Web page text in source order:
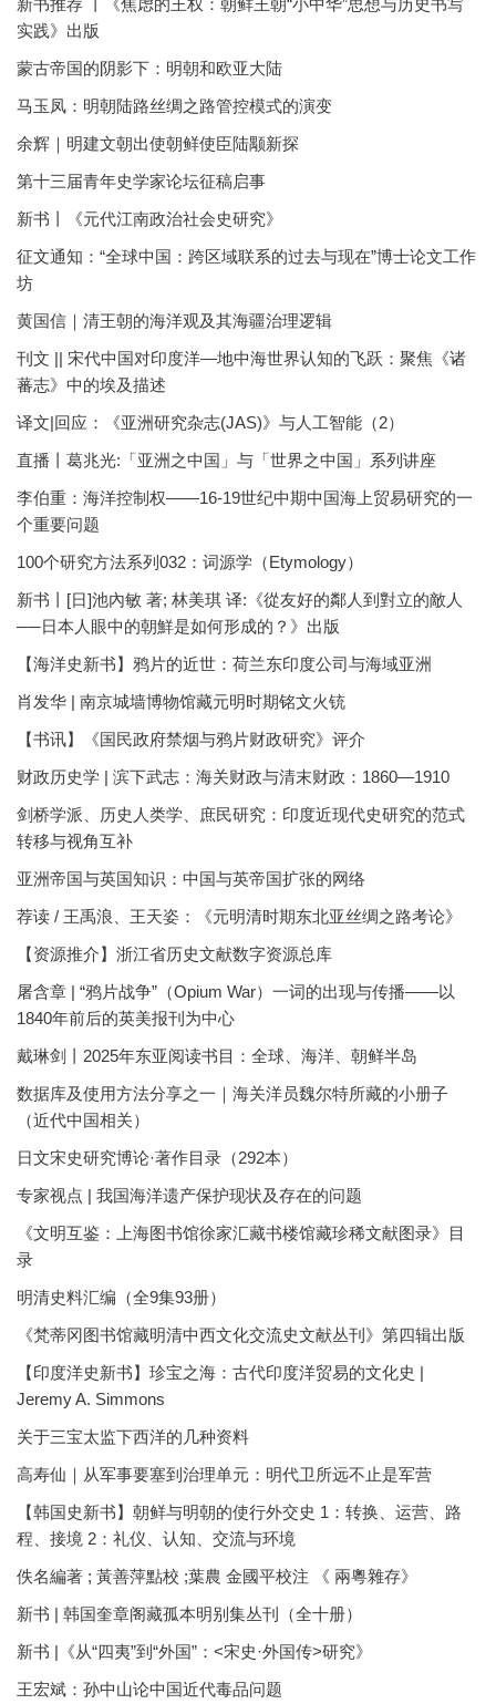
新书推荐 丨《焦虑的王权：朝鲜王朝“小中华”思想与历史书写
实践》出版
蒙古帝国的阴影下：明朝和欧亚大陆
马玉凤：明朝陆路丝绸之路管控模式的演变
余辉｜明建文朝出使朝鲜使臣陆颙新探
第十三届青年史学家论坛征稿启事
新书丨《元代江南政治社会史研究》
征文通知：“全球中国：跨区域联系的过去与现在”博士论文工作
坊
黄国信｜清王朝的海洋观及其海疆治理逻辑
刊文 || 宋代中国对印度洋—地中海世界认知的飞跃：聚焦《诸
蕃志》中的埃及描述
译文|回应：《亚洲研究杂志(JAS)》与人工智能（2）
直播丨葛兆光:「亚洲之中国」与「世界之中国」系列讲座
李伯重：海洋控制权——16-19世纪中期中国海上贸易研究的一
个重要问题
100个研究方法系列032：词源学（Etymology）
新书丨[日]池內敏 著; 林美琪 译:《從友好的鄰人到對立的敵人
──日本人眼中的朝鮮是如何形成的？》出版
【海洋史新书】鸦片的近世：荷兰东印度公司与海域亚洲
肖发华 | 南京城墙博物馆藏元明时期铭文火铳
【书讯】《国民政府禁烟与鸦片财政研究》评介
财政历史学 | 滨下武志：海关财政与清末财政：1860—1910
剑桥学派、历史人类学、庶民研究：印度近现代史研究的范式
转移与视角互补
亚洲帝国与英国知识：中国与英帝国扩张的网络
荐读 / 王禹浪、王天姿：《元明清时期东北亚丝绸之路考论》
【资源推介】浙江省历史文献数字资源总库
屠含章 | “鸦片战争”（Opium War）一词的出现与传播——以
1840年前后的英美报刊为中心
戴琳剑丨2025年东亚阅读书目：全球、海洋、朝鲜半岛
数据库及使用方法分享之一｜海关洋员魏尔特所藏的小册子
（近代中国相关）
日文宋史研究博论·著作目录（292本）
专家视点 | 我国海洋遗产保护现状及存在的问题
《文明互鉴：上海图书馆徐家汇藏书楼馆藏珍稀文献图录》目
录
明清史料汇编（全9集93册）
《梵蒂冈图书馆藏明清中西文化交流史文献丛刊》第四辑出版
【印度洋史新书】珍宝之海：古代印度洋贸易的文化史 |
Jeremy A. Simmons
关于三宝太监下西洋的几种资料
高寿仙｜从军事要塞到治理单元：明代卫所远不止是军营
【韩国史新书】朝鲜与明朝的使行外交史 1：转换、运营、路
程、接境 2：礼仪、认知、交流与环境
佚名編著 ; 黃善萍點校 ;葉農 金國平校注 《 兩粵雜存》
新书 | 韩国奎章阁藏孤本明别集丛刊（全十册）
新书 |《从“四夷”到“外国”：<宋史·外国传>研究》
王宏斌：孙中山论中国近代毒品问题